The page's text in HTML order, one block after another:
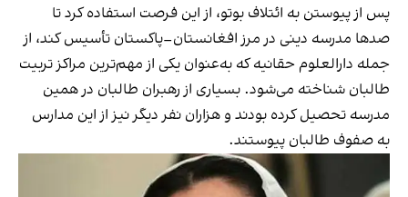
پس از پیوستن به ائتلاف بوتو، از این فرصت استفاده کرد تا
صدها مدرسه دینی در مرز افغانستان–پاکستان تأسیس کند، از
جمله دارالعلوم حقانیه که به‌عنوان یکی از مهم‌ترین مراکز تربیت
طالبان شناخته می‌شود. بسیاری از رهبران طالبان در همین
مدرسه تحصیل کرده بودند و هزاران نفر دیگر نیز از این مدارس
به صفوف طالبان پیوستند.